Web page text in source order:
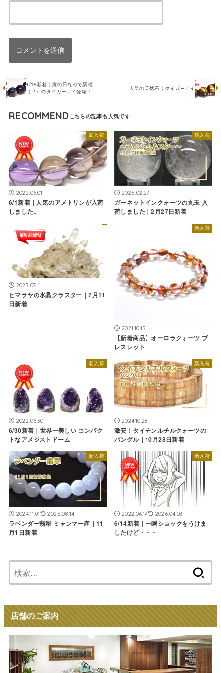
4/19新着｜寅の日なので新種
（？）のタイガーアイ登場！
人気の天然石｜タイガーアイ
RECOMMEND
新入荷
2022.06.01
6/1新着｜人気のアメトリンが入荷
しました。
新入荷
2025.02.27
ガーネットインクォーツの丸玉 入
荷しました｜2月27日新着
2023.07.11
ヒマラヤの水晶クラスター｜7月11
日新着
新入荷
2021.10.15
【新着商品】オーロラクォーツ ブ
レスレット
新入荷
2022.06.30
6/30新着｜世界一美しい コンパク
トなアメジストドーム
新入荷
2024.10.28
激安！タイチンルチルクォーツの
バングル｜10月28日新着
新入荷
2024.11.01 2025.08.14
ラベンダー翡翠 ミャンマー産｜11
月1日新着
新入荷
2022.06.14 2026.04.03
6/14新着｜一瞬ショックをうけま
したけど・・・
索:
店舗のご案内